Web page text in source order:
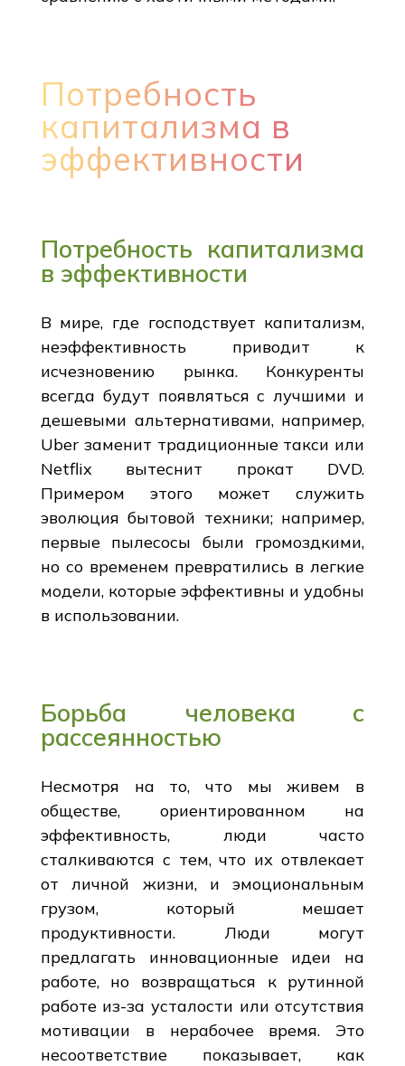
Потребность
капитализма в
эффективности
Потребность капитализма
в эффективности
В мире, где господствует капитализм,
неэффективность приводит к
исчезновению рынка. Конкуренты
всегда будут появляться с лучшими и
дешевыми альтернативами, например,
Uber заменит традиционные такси или
Netflix вытеснит прокат DVD.
Примером этого может служить
эволюция бытовой техники; например,
первые пылесосы были громоздкими,
но со временем превратились в легкие
модели, которые эффективны и удобны
в использовании.
Борьба человека с
рассеянностью
Несмотря на то, что мы живем в
обществе, ориентированном на
эффективность, люди часто
сталкиваются с тем, что их отвлекает
от личной жизни, и эмоциональным
грузом, который мешает
продуктивности. Люди могут
предлагать инновационные идеи на
работе, но возвращаться к рутинной
работе из-за усталости или отсутствия
мотивации в нерабочее время. Это
несоответствие показывает, как